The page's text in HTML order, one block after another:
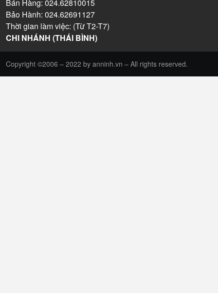
Bán Hàng: 024.62810015
Bảo Hành: 024.62691127
Thời gian làm việc: (Từ T2-T7)
CHI NHÁNH (THÁI BÌNH)
Copyright ©2006 – 2022 by anninh.vn – All rights reserved.